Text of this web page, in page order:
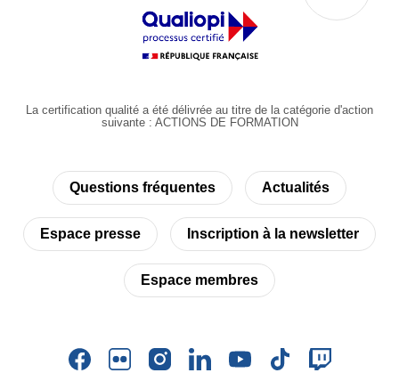
La certification qualité a été délivrée au titre de la catégorie d'action
suivante : ACTIONS DE FORMATION
Questions fréquentes Actualités
Espace presse Inscription à la newsletter
Espace membres